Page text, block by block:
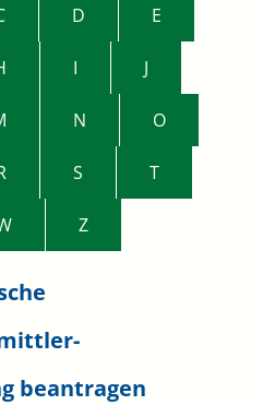
D E
I J
N O
S T
Z
beantragen